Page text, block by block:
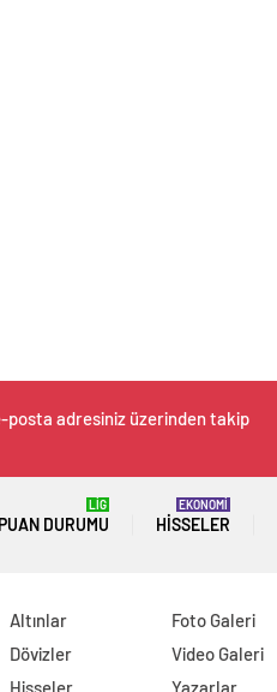
posta adresiniz üzerinden takip
PUAN DURUMU
LİG
HISSELER
EKONOMİ
Altınlar
Dövizler
Hisseler
Foto Galeri
Video Galeri
Yazarlar